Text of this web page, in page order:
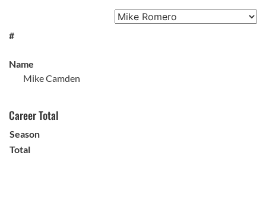
#
Name
Mike Camden
Career Total
Season
Total